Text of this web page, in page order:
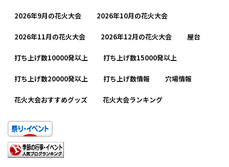
2026年9月の花火大会 2026年10月の花火大会
2026年11月の花火大会 2026年12月の花火大会 屋台
打ち上げ数10000発以上 打ち上げ数15000発以上
打ち上げ数20000発以上 打ち上げ数情報 穴場情報
花火大会おすすめグッズ 花火大会ランキング